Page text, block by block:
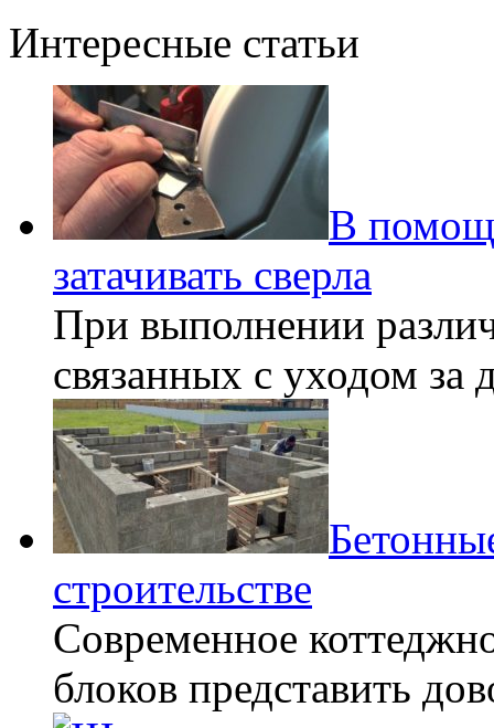
Интересные статьи
В
затачивать сверла
При выполнении
связанных с уходом
строительстве
Современное
блоков представить